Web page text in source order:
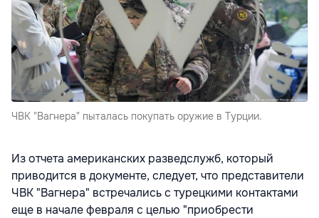
ЧВК "Вагнера" пыталась покупать оружие в Турции.
Из отчета американских разведслужб, который
приводится в документе, следует, что представители
ЧВК "Вагнера" встречались с турецкими контактами
еще в начале февраля с целью "приобрести